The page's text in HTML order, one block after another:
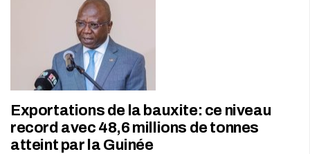
Exportations de la bauxite: ce niveau
record avec 48,6 millions de tonnes
atteint par la Guinée